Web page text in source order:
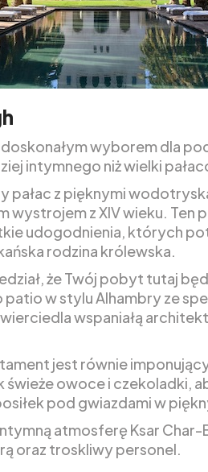
wyborem dla
intymnego niż wielki
pałac z pięknymi
wystrojem z XIV wieku.
udogodnienia, których
rodzina królewska.
że Twój pobyt tutaj
w stylu Alhambry ze
wspaniałą
jest równie
świeże owoce i czekoladki,
pod gwiazdami w
atmosferę Ksar
oraz troskliwy personel.